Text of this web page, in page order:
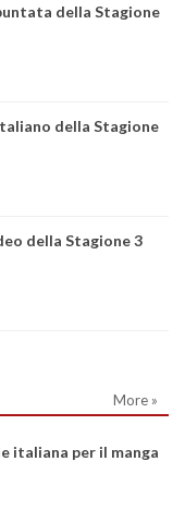
della Stagione
della Stagione
della Stagione 3
More »
italiana per il manga